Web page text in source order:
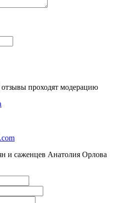
проходят модерацию
и саженцев Анатолия Орлова